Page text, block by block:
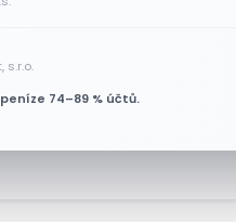
s.r.o.
74–89 % účtů.
posílil o 7,6 % a zvýšil
na trhu DRAM